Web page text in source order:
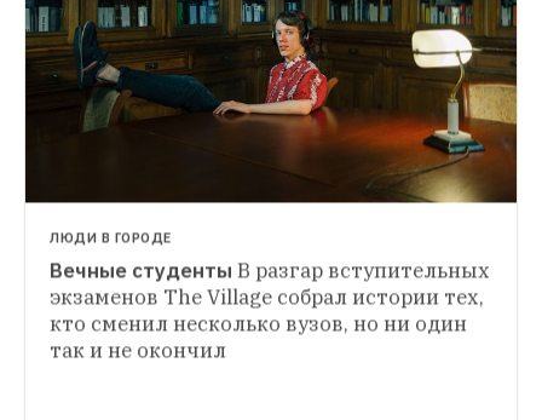
НОВОСТИ
Россия оказалась третьей по числу вузов
в новом рейтинге влияния THE МГУ вошел
в инновационный топ-15, однако не
попал в первую сотню общего списка
ГИД THE VILLAGE
Одиннадцатиклассники — о том,
как готовиться к ЕГЭРасписание,
геймификация и отдых как важная часть
ЛЮДИ В ГОРОДЕ
Вечные студенты В разгар вступительных
экзаменов The Village собрал истории тех,
кто сменил несколько вузов, но ни один
так и не окончил